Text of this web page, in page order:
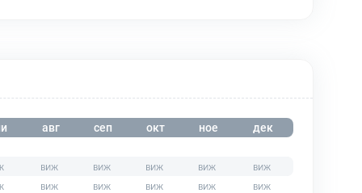
авг сеп окт ное дек